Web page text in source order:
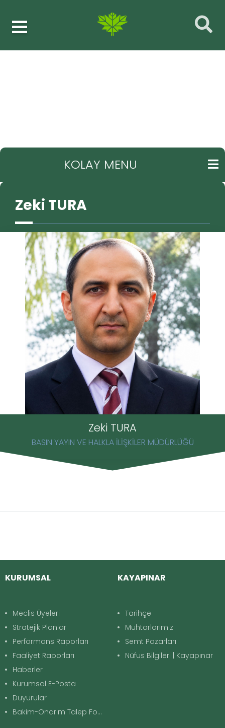
KOLAY MENU
Zeki TURA
Zeki TURA
BASIN YAYIN VE HALKLA İLİŞKİLER MÜDÜRLÜĞÜ
KURUMSAL
Meclis Üyeleri
Stratejik Planlar
Performans Raporları
Faaliyet Raporları
Haberler
Kurumsal E-Posta
Duyurular
Bakim-Onarım Talep Formu
KAYAPINAR
Tarihçe
Muhtarlarımız
Semt Pazarları
Nüfus Bilgileri | Kayapınar